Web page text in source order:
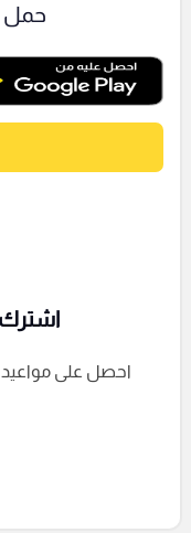
حمل
اشترك
احصل على مواعيد